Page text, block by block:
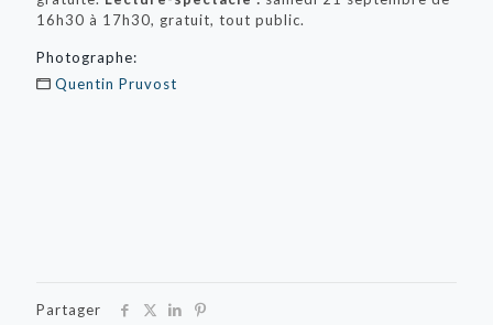
16h30 à 17h30, gratuit, tout public.
Photographe:
Quentin Pruvost
Partager